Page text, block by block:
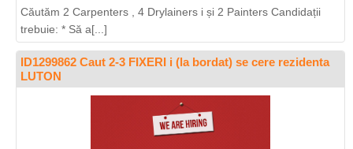
Căutăm 2 Carpenters , 4 Drylainers i și 2 Painters Candidații
trebuie: * Să a[...]
ID1299862 Caut 2-3 FIXERI i (la bordat) se cere rezidenta
LUTON